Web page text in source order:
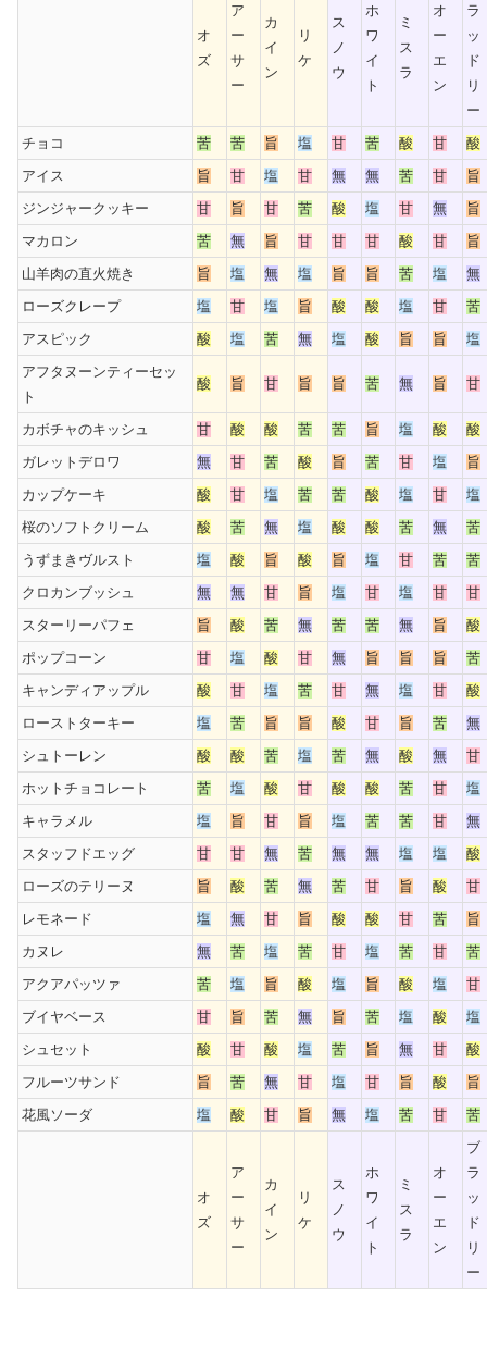
オ
ズ
ア
ー
サ
ー
カ
イ
ン
リ
ケ
ス
ノ
ウ
ホ
ワ
イ
ト
ミ
ス
ラ
オ
ー
エ
ン
ラ
ッ
ド
リ
ー
チョコ
苦 苦 旨 塩 甘 苦 酸 甘
酸
アイス
旨 甘 塩 甘 無 無 苦 甘
旨
ジンジャークッキー
甘 旨 甘 苦 酸 塩 甘 無
旨
マカロン
苦 無 旨 甘 甘 甘 酸 甘
旨
山羊肉の直火焼き
旨 塩 無 塩 旨 旨 苦 塩
無
ローズクレープ
塩 甘 塩 旨 酸 酸 塩 甘
苦
アスピック
酸 塩 苦 無 塩 酸 旨 旨
塩
アフタヌーンティーセッ
ト
酸 旨 甘 旨 旨 苦 無 旨 甘
カボチャのキッシュ 甘 酸 酸 苦 苦 旨 塩 酸
酸
ガレットデロワ
無 甘 苦 酸 旨 苦 甘 塩
旨
カップケーキ
酸 甘 塩 苦 苦 酸 塩 甘
塩
桜のソフトクリーム
酸 苦 無 塩 酸 酸 苦 無
苦
うずまきヴルスト
塩 酸 旨 酸 旨 塩 甘 苦
苦
クロカンブッシュ
無 無 甘 旨 塩 甘 塩 甘
甘
スターリーパフェ
旨 酸 苦 無 苦 苦 無 旨
酸
ポップコーン
甘 塩 酸 甘 無 旨 旨 旨
苦
キャンディアップル
酸 甘 塩 苦 甘 無 塩 甘
酸
ローストターキー
塩 苦 旨 旨 酸 甘 旨 苦
無
シュトーレン
酸 酸 苦 塩 苦 無 酸 無
甘
ホットチョコレート
苦 塩 酸 甘 酸 酸 苦 甘
塩
キャラメル
塩 旨 甘 旨 塩 苦 苦 甘
無
スタッフドエッグ
甘 甘 無 苦 無 無 塩 塩
酸
ローズのテリーヌ
旨 酸 苦 無 苦 甘 旨 酸
甘
レモネード
塩 無 甘 旨 酸 酸 甘 苦
旨
カヌレ
無 苦 塩 苦 甘 塩 苦 甘
苦
アクアパッツァ
苦 塩 旨 酸 塩 旨 酸 塩
甘
ブイヤベース
甘 旨 苦 無 旨 苦 塩 酸
塩
シュセット
酸 甘 酸 塩 苦 旨 無 甘
酸
フルーツサンド
旨 苦 無 甘 塩 甘 旨 酸
旨
花風ソーダ
塩 酸 甘 旨 無 塩 苦 甘 苦
オ
ズ
ア
ー
サ
ー
カ
イ
ン
リ
ケ
ス
ノ
ウ
ホ
ワ
イ
ト
ミ
ス
ラ
オ
ー
エ
ン
ブ
ラ
ッ
ド
リ
ー